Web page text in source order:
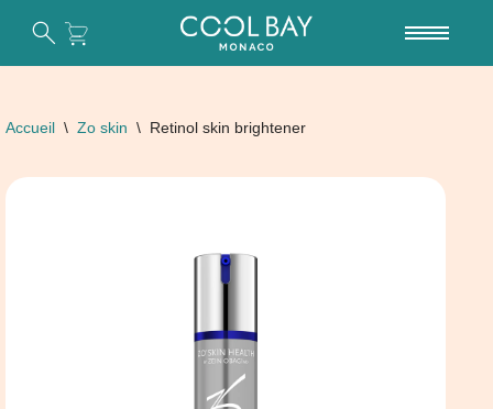
Accueil \ Zo skin \ Retinol skin brightener